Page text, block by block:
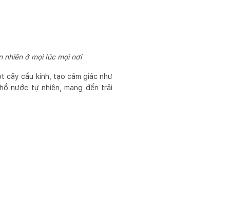
ở mọi lúc mọi nơi
cây cầu kính, tạo cảm giác như
nước tự nhiên, mang đến trải